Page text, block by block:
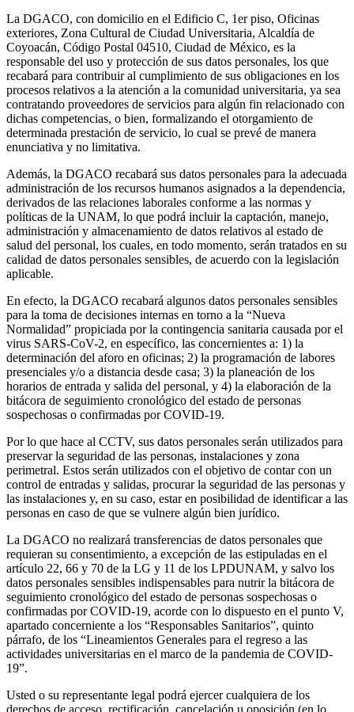
La DGACO, con domicilio en el Edificio C, 1er piso, Oficinas
exteriores, Zona Cultural de Ciudad Universitaria, Alcaldía de
Coyoacán, Código Postal 04510, Ciudad de México, es la
responsable del uso y protección de sus datos personales, los que
recabará para contribuir al cumplimiento de sus obligaciones en los
procesos relativos a la atención a la comunidad universitaria, ya sea
contratando proveedores de servicios para algún fin relacionado con
dichas competencias, o bien, formalizando el otorgamiento de
determinada prestación de servicio, lo cual se prevé de manera
enunciativa y no limitativa.
Además, la DGACO recabará sus datos personales para la adecuada
administración de los recursos humanos asignados a la dependencia,
derivados de las relaciones laborales conforme a las normas y
políticas de la UNAM, lo que podrá incluir la captación, manejo,
administración y almacenamiento de datos relativos al estado de
salud del personal, los cuales, en todo momento, serán tratados en su
calidad de datos personales sensibles, de acuerdo con la legislación
aplicable.
En efecto, la DGACO recabará algunos datos personales sensibles
para la toma de decisiones internas en torno a la “Nueva
Normalidad” propiciada por la contingencia sanitaria causada por el
virus SARS-CoV-2, en específico, las concernientes a: 1) la
determinación del aforo en oficinas; 2) la programación de labores
presenciales y/o a distancia desde casa; 3) la planeación de los
horarios de entrada y salida del personal, y 4) la elaboración de la
bitácora de seguimiento cronológico del estado de personas
sospechosas o confirmadas por COVID-19.
Por lo que hace al CCTV, sus datos personales serán utilizados para
preservar la seguridad de las personas, instalaciones y zona
perimetral. Estos serán utilizados con el objetivo de contar con un
control de entradas y salidas, procurar la seguridad de las personas y
las instalaciones y, en su caso, estar en posibilidad de identificar a las
personas en caso de que se vulnere algún bien jurídico.
La DGACO no realizará transferencias de datos personales que
requieran su consentimiento, a excepción de las estipuladas en el
artículo 22, 66 y 70 de la LG y 11 de los LPDUNAM, y salvo los
datos personales sensibles indispensables para nutrir la bitácora de
seguimiento cronológico del estado de personas sospechosas o
confirmadas por COVID-19, acorde con lo dispuesto en el punto V,
apartado concerniente a los “Responsables Sanitarios”, quinto
párrafo, de los “Lineamientos Generales para el regreso a las
actividades universitarias en el marco de la pandemia de COVID-
19”.
Usted o su representante legal podrá ejercer cualquiera de los